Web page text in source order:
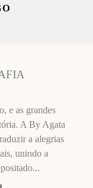
e as grandes
A By Agata
a alegrias
unindo a